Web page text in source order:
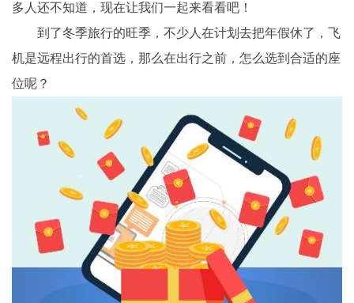
多人还不知道，现在让我们一起来看看吧！
到了冬季旅行的旺季，不少人在计划去把年假休了，飞
机是远程出行的首选，那么在出行之前，怎么选到合适的座
位呢？